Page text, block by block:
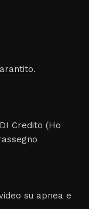
Credito (Ho
su apnea e